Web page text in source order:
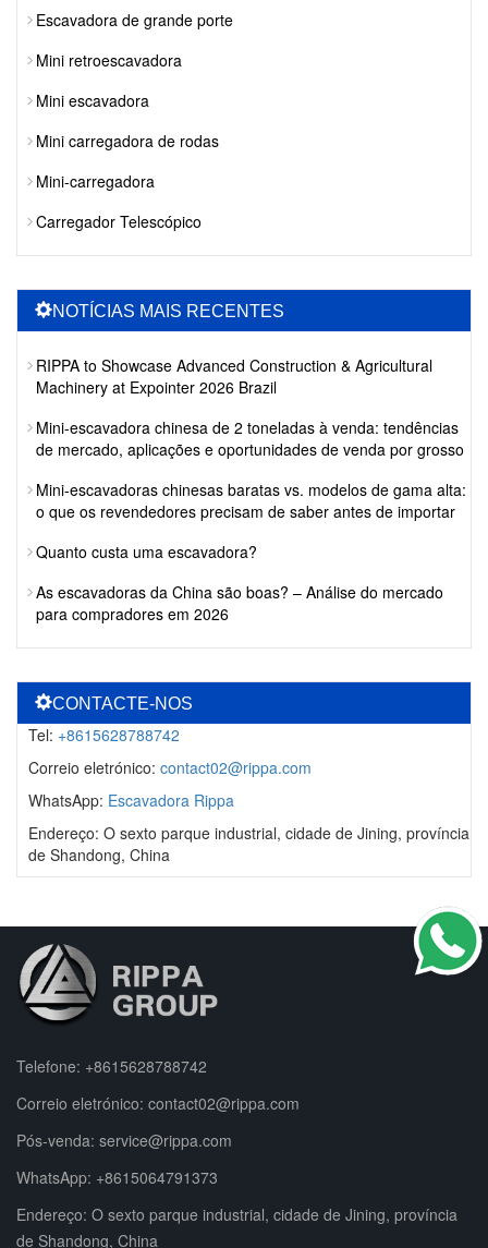
Escavadora de grande porte
Mini retroescavadora
Mini escavadora
Mini carregadora de rodas
Mini-carregadora
Carregador Telescópico
NOTÍCIAS MAIS RECENTES
RIPPA to Showcase Advanced Construction & Agricultural
Machinery at Expointer 2026 Brazil
Mini-escavadora chinesa de 2 toneladas à venda: tendências
de mercado, aplicações e oportunidades de venda por grosso
Mini-escavadoras chinesas baratas vs. modelos de gama alta:
o que os revendedores precisam de saber antes de importar
Quanto custa uma escavadora?
As escavadoras da China são boas? – Análise do mercado
para compradores em 2026
CONTACTE-NOS
Tel: +8615628788742
Correio eletrónico: contact02@rippa.com
WhatsApp: Escavadora Rippa
Endereço: O sexto parque industrial, cidade de Jining, província
de Shandong, China
Telefone: +8615628788742
Correio eletrónico: contact02@rippa.com
Pós-venda: service@rippa.com
WhatsApp: +8615064791373
Endereço: O sexto parque industrial, cidade de Jining, província
de Shandong, China